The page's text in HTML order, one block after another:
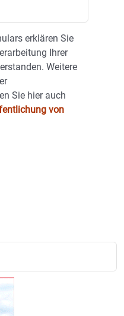
erklären Sie
Ihrer
Weitere
Sie hier auch
von